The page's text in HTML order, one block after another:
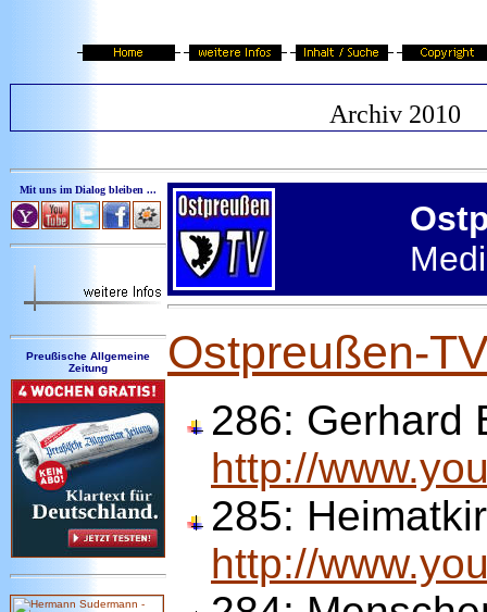
Archiv 2010
Mit uns im Dialog bleiben ...
Preußische Allgemeine
Zeitung
Ostpreußen-
286: Gerhard
http://
285:
http://